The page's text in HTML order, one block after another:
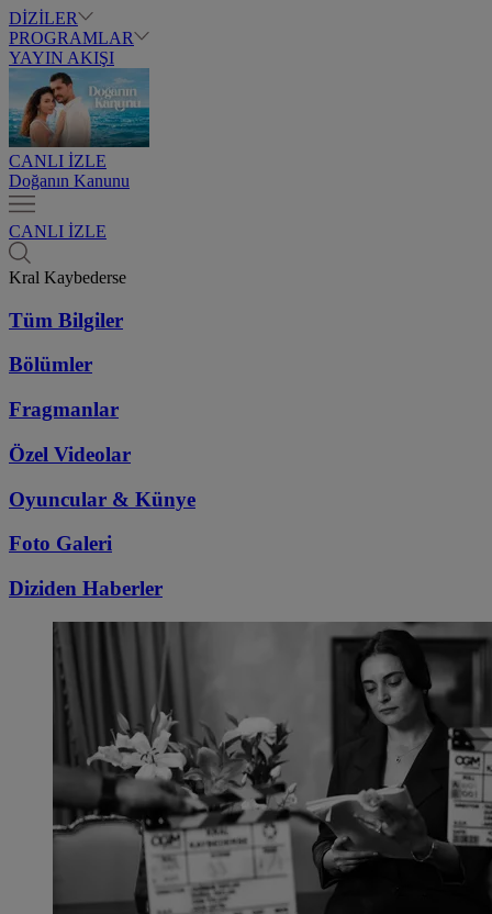
DİZİLER
PROGRAMLAR
YAYIN AKIŞI
CANLI İZLE
Doğanın Kanunu
CANLI İZLE
Kral Kaybederse
Tüm Bilgiler
Bölümler
Fragmanlar
Özel Videolar
Oyuncular & Künye
Foto Galeri
Diziden Haberler